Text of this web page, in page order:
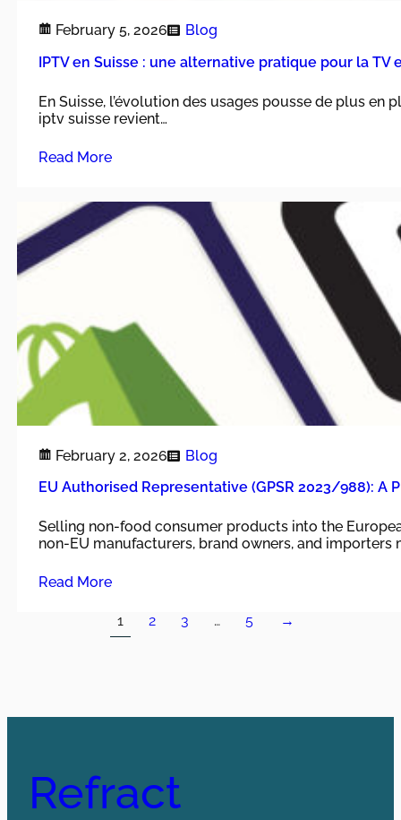
February 5, 2026
Blog
IPTV en Suisse : une alternative pratique pour la
En Suisse, l’évolution des usages pousse de plus
iptv suisse revient…
Read More
February 2, 2026
Blog
EU Authorised Representative (GPSR 2023/988): A
Selling non-food consumer products into the
non-EU manufacturers, brand owners, and
Read More
1 2 3 … 5 →
Refract